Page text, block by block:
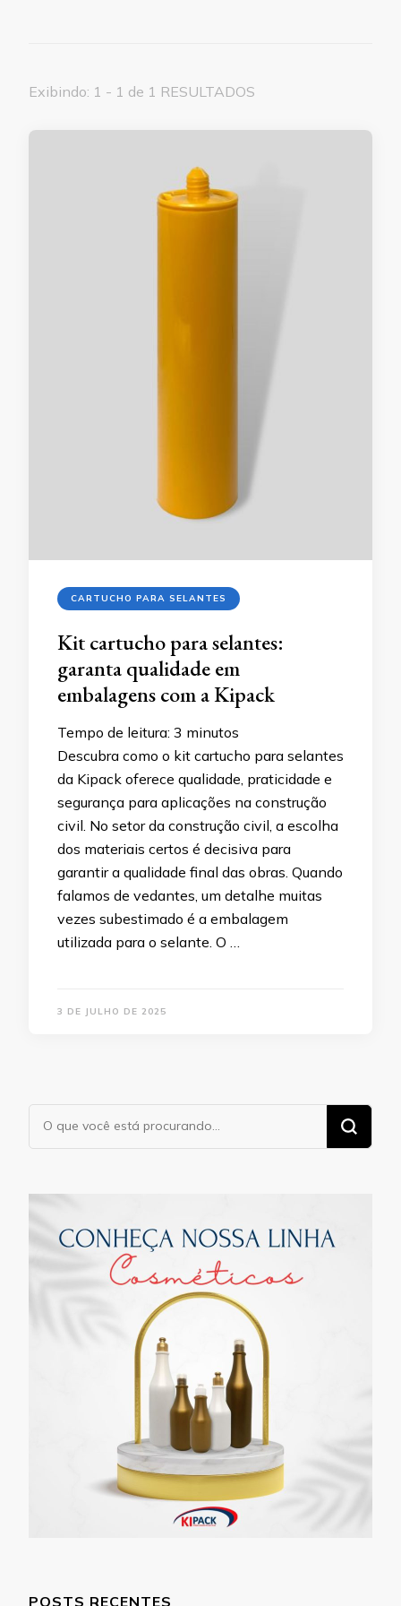
Exibindo: 1 - 1 de 1 RESULTADOS
CARTUCHO PARA SELANTES
Kit cartucho para selantes:
garanta qualidade em
embalagens com a Kipack
Tempo de leitura: 3 minutos
Descubra como o kit cartucho para selantes
da Kipack oferece qualidade, praticidade e
segurança para aplicações na construção
civil. No setor da construção civil, a escolha
dos materiais certos é decisiva para
garantir a qualidade final das obras. Quando
falamos de vedantes, um detalhe muitas
vezes subestimado é a embalagem
utilizada para o selante. O …
3 DE JULHO DE 2025
Procurando
algo?
POSTS RECENTES